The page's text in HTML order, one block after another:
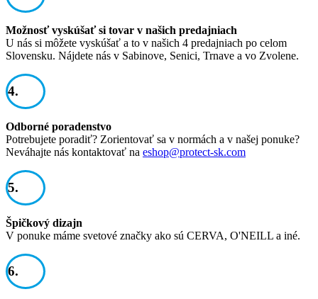
Možnosť vyskúšať si tovar v našich predajniach
U nás si môžete vyskúšať a to v našich 4 predajniach po celom
Slovensku. Nájdete nás v Sabinove, Senici, Trnave a vo Zvolene.
4.
Odborné poradenstvo
Potrebujete poradiť? Zorientovať sa v normách a v našej ponuke?
Neváhajte nás kontaktovať na eshop@protect-sk.com
5.
Špičkový dizajn
V ponuke máme svetové značky ako sú CERVA, O'NEILL a iné.
6.